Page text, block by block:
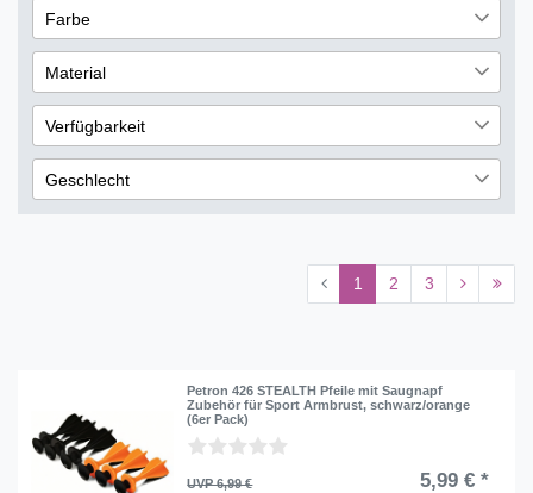
37
€ ― €
Übernehmen
Farbe
Rot
44
Blau 42
Grün
Schwarz 25
10
Material
Glas
3
Holz 40
Verfügbarkeit
sofort lieferbar
292
lieferbar 4
Geschlecht
1 2 3
Petron 426 STEALTH Pfeile mit Saugnapf
Zubehör für Sport Armbrust, schwarz/orange
(6er Pack)
UVP 6,99 € 5,99 € *